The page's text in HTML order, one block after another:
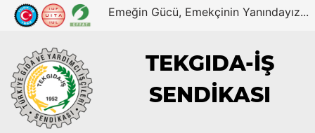
Emeğin Gücü, Emekçinin Yanındayız...
TEKGIDA-İŞ
SENDİKASI